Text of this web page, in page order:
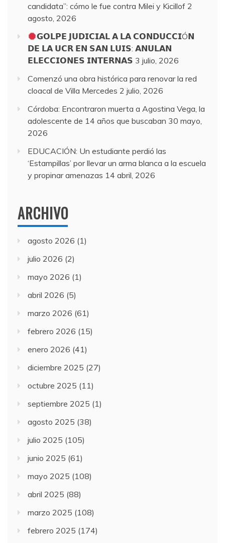
candidata”: cómo le fue contra Milei y Kicillof 2
agosto, 2026
𝗚𝗢𝗟𝗣𝗘 𝗝𝗨𝗗𝗜𝗖𝗜𝗔𝗟 𝗔 𝗟𝗔 𝗖𝗢𝗡𝗗𝗨𝗖𝗖𝗜Ó𝗡
𝗗𝗘 𝗟𝗔 𝗨𝗖𝗥 𝗘𝗡 𝗦𝗔𝗡 𝗟𝗨𝗜𝗦: 𝗔𝗡𝗨𝗟𝗔𝗡
𝗘𝗟𝗘𝗖𝗖𝗜𝗢𝗡𝗘𝗦 𝗜𝗡𝗧𝗘𝗥𝗡𝗔𝗦 3 julio, 2026
Comenzó una obra histórica para renovar la red
cloacal de Villa Mercedes 2 julio, 2026
Córdoba: Encontraron muerta a Agostina Vega, la
adolescente de 14 años que buscaban 30 mayo,
2026
EDUCACIÓN: Un estudiante perdió las
‘Estampillas’ por llevar un arma blanca a la escuela
y propinar amenazas 14 abril, 2026
ARCHIVO
agosto 2026 (1)
julio 2026 (2)
mayo 2026 (1)
abril 2026 (5)
marzo 2026 (61)
febrero 2026 (15)
enero 2026 (41)
diciembre 2025 (27)
octubre 2025 (11)
septiembre 2025 (1)
agosto 2025 (38)
julio 2025 (105)
junio 2025 (61)
mayo 2025 (108)
abril 2025 (88)
marzo 2025 (108)
febrero 2025 (174)